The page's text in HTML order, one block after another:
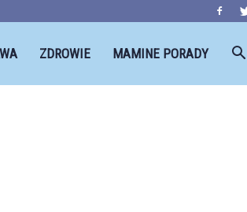
ZDROWIE MAMINE PORADY